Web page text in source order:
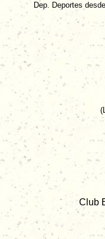
Dep. Deportes
Club